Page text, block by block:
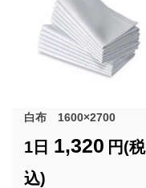
白布 1600×2700
1日 1,320 円(税
込)